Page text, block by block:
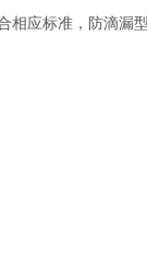
应标准，防滴漏